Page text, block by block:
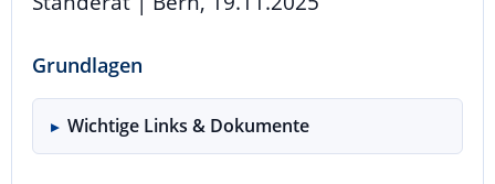
Grundlagen
Wichtige Links & Dokumente